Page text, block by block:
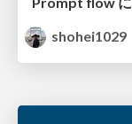
shohei1029